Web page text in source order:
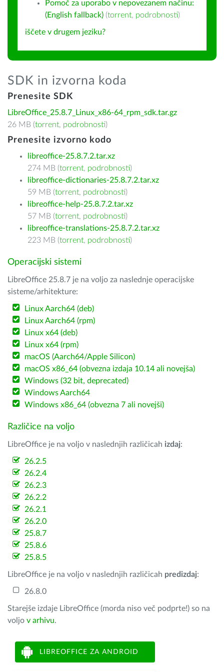
Pomoč za uporabo v nepovezanem načinu:
(English fallback) (torrent, podrobnosti)
iščete v drugem jeziku?
SDK in izvorna koda
Prenesite SDK
LibreOffice_25.8.7_Linux_x86-64_rpm_sdk.tar.gz
26 MB (torrent, podrobnosti)
Prenesite izvorno kodo
libreoffice-25.8.7.2.tar.xz
274 MB (torrent, podrobnosti)
libreoffice-dictionaries-25.8.7.2.tar.xz
59 MB (torrent, podrobnosti)
libreoffice-help-25.8.7.2.tar.xz
57 MB (torrent, podrobnosti)
libreoffice-translations-25.8.7.2.tar.xz
223 MB (torrent, podrobnosti)
Operacijski sistemi
LibreOffice 25.8.7 je na voljo za naslednje operacijske
sisteme/arhitekture:
Linux Aarch64 (deb)
Linux Aarch64 (rpm)
Linux x64 (deb)
Linux x64 (rpm)
macOS (Aarch64/Apple Silicon)
macOS x86_64 (obvezna izdaja 10.14 ali novejša)
Windows (32 bit, deprecated)
Windows Aarch64
Windows x86_64 (obvezna 7 ali novejši)
Različice na voljo
LibreOffice je na voljo v naslednjih različicah izdaj:
26.2.5
26.2.4
26.2.3
26.2.2
26.2.1
26.2.0
25.8.7
25.8.6
25.8.5
LibreOffice je na voljo v naslednjih različicah predizdaj:
26.8.0
Starejše izdaje LibreOffice (morda niso več podprte!) so na
voljo v arhivu.
LIBREOFFICE ZA ANDROID